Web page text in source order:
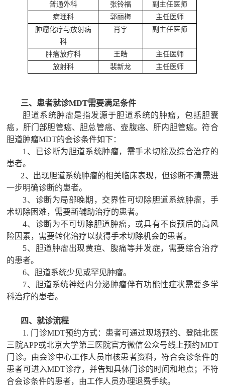
普通外科
张铃福
副主任医师
病理科
郭丽梅
主任医师
肿瘤化疗与放射病
科
肖宇 副主任医师
肿瘤放疗科 王皓
主任医师
放射科
裴新龙 主任医师
三、患者就诊MDT需要满足条件
胆道系统肿瘤是指发源于胆道系统的肿瘤，包括胆囊
癌，肝门部胆管癌、胆总管癌、壶腹癌、肝内胆管癌。符合
胆道肿瘤MDT的会诊条件如下：
1、已诊断为胆道系统肿瘤，需手术切除及综合治疗的
患者。
2、出现胆道系统肿瘤的相关临床表现，但诊断不清需进
一步明确诊断的患者。
3、诊断为局部晚期，交界性可切除胆道系统肿瘤，手
术切除困难，需要新辅助治疗的患者。
4、诊断为不可切除胆道肿瘤，或具有不良预后的高风
险因素，需要转化治疗以获得手术切除机会的患者。
5、胆道肿瘤出现黄疸、腹痛等并发症，需要综合治疗
的患者。
6、胆道系统少见或罕见肿瘤。
7、胆道系统神经内分泌肿瘤伴有功能性症状需要多学
科治疗的患者。
四、就诊流程
1. 门诊MDT预约方式：患者可通过现场预约、登陆北医
三院APP或北京大学第三医院官方微信公众号线上预约MDT
门诊。由会诊中心工作人员审核患者资料，符合会诊条件的
患者可进入MDT诊疗，并告知具体门诊的时间和地点；不符
合会诊条件的患者，由工作人员办理退费手续。